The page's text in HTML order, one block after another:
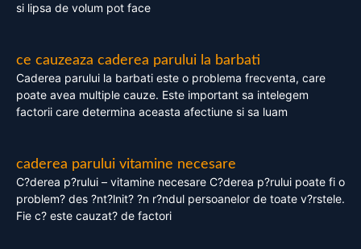
si lipsa de volum pot face
ce cauzeaza caderea parului la barbati
Caderea parului la barbati este o problema frecventa, care
poate avea multiple cauze. Este important sa intelegem
factorii care determina aceasta afectiune si sa luam
caderea parului vitamine necesare
C?derea p?rului – vitamine necesare C?derea p?rului poate fi o
problem? des ?nt?lnit? ?n r?ndul persoanelor de toate v?rstele.
Fie c? este cauzat? de factori